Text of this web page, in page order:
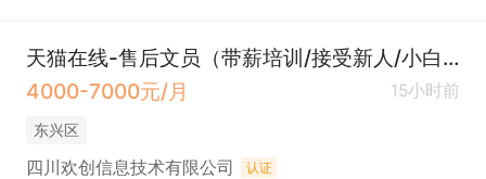
天猫在线-售后文员（带薪培训/接受新人/小白）
4000-7000元/月
15小时前
东兴区
四川欢创信息技术有限公司 认证